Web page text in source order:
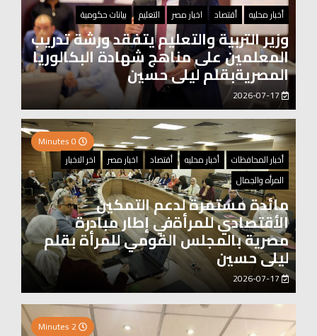
أخبار محليه أقتصاد اخبار مصر التعليم بيانات حكومية
وزير التربية والتعليم يتفقد ورشة تدريب
المعلمين على مناهج شهادة البكالوريا
المصريةبقلم ليلى حسين
أخبار المحافظات
أخبار محليه أقتصاد اخبار مصر
اخر الاخبار
المرأه والجمال
مائدة مستمرة لدعم التمكين
الأقتصادي للمرأةفي إطار مبادرة
مصرية بالمجلس القومي للمرأة بقلم
ليلى حسين
2026-07-17